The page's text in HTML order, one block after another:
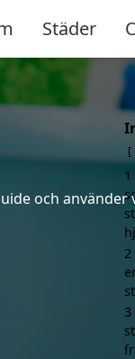
Städer
och
1
2
3